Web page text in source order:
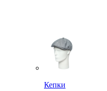
Кепки